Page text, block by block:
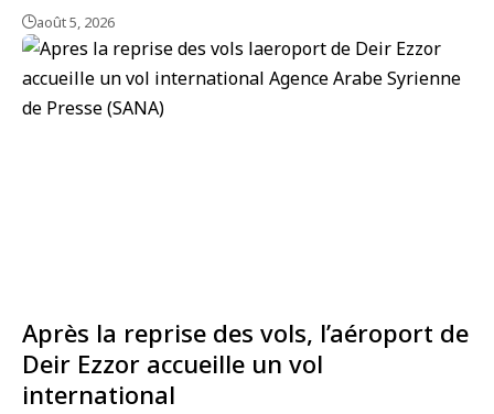
août 5, 2026
Après la reprise des vols, l’aéroport de
Deir Ezzor accueille un vol
international